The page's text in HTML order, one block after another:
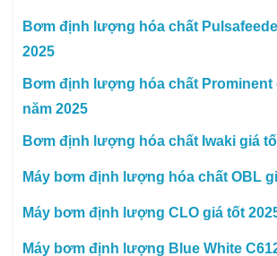
Bơm định lượng hóa chất
2025
Bơm định lượng hóa chất Prominent
năm 2025
Bơm định lượng hóa chất Iwaki giá
Máy bơm định lượng hóa chất OBL
Máy bơm định lượng CLO giá tốt
Máy bơm định lượng Blue White